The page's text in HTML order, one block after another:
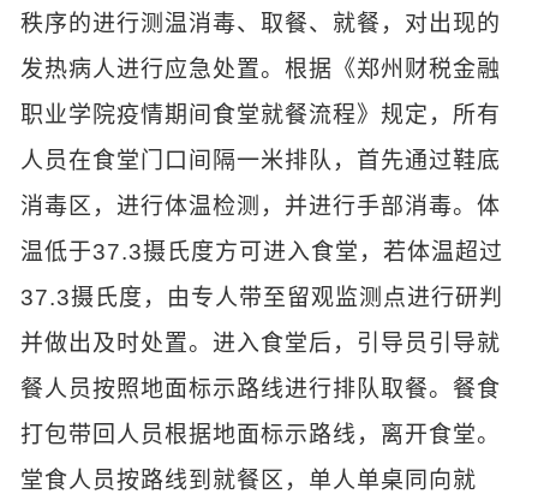
秩序的进行测温消毒、取餐、就餐，对出现的
发热病人进行应急处置。根据《郑州财税金融
职业学院疫情期间食堂就餐流程》规定，所有
人员在食堂门口间隔一米排队，首先通过鞋底
消毒区，进行体温检测，并进行手部消毒。体
温低于37.3摄氏度方可进入食堂，若体温超过
37.3摄氏度，由专人带至留观监测点进行研判
并做出及时处置。进入食堂后，引导员引导就
餐人员按照地面标示路线进行排队取餐。餐食
打包带回人员根据地面标示路线，离开食堂。
堂食人员按路线到就餐区，单人单桌同向就